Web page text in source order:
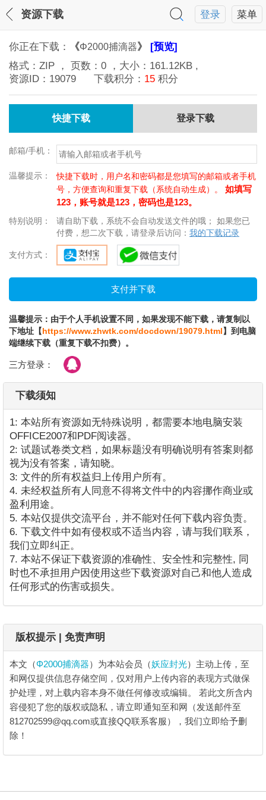
菜单
登录
资源下载
你正在下载： 《Φ2000捕滴器》 [预览]
格式： ZIP ， 页数： 0 ，大小： 161.12KB ,
资源ID： 19079 下载积分： 15 积分
快捷下载 登录下载
邮箱/手机：
温馨提示：
快捷下载时，用户名和密码都是您填写的邮箱或者手机
号，方便查询和重复下载（系统自动生成）。 如填写
123，账号就是123，密码也是123。
特别说明：
请自助下载，系统不会自动发送文件的哦； 如果您已
付费，想二次下载，请登录后访问： 我的下载记录
支付方式：
温馨提示：由于个人手机设置不同，如果发现不能下载，请复制以
下地址【https://www.zhwtk.com/docdown/19079.html】到电脑
端继续下载（重复下载不扣费）。
三方登录：
下载须知
1: 本站所有资源如无特殊说明，都需要本地电脑安装
OFFICE2007和PDF阅读器。
2: 试题试卷类文档，如果标题没有明确说明有答案则都
视为没有答案，请知晓。
3: 文件的所有权益归上传用户所有。
4. 未经权益所有人同意不得将文件中的内容挪作商业或
盈利用途。
5. 本站仅提供交流平台，并不能对任何下载内容负责。
6. 下载文件中如有侵权或不适当内容，请与我们联系，
我们立即纠正。
7. 本站不保证下载资源的准确性、安全性和完整性, 同
时也不承担用户因使用这些下载资源对自己和他人造成
任何形式的伤害或损失。
版权提示 | 免责声明
本文（Φ2000捕滴器）为本站会员（妖应封光）主动上传，至
和网仅提供信息存储空间，仅对用户上传内容的表现方式做保
护处理，对上载内容本身不做任何修改或编辑。 若此文所含内
容侵犯了您的版权或隐私，请立即通知至和网（发送邮件至
812702599@qq.com或直接QQ联系客服），我们立即给予删
除！